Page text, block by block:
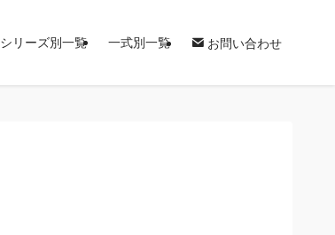
シリーズ別一覧 一式別一覧 お問い合わせ